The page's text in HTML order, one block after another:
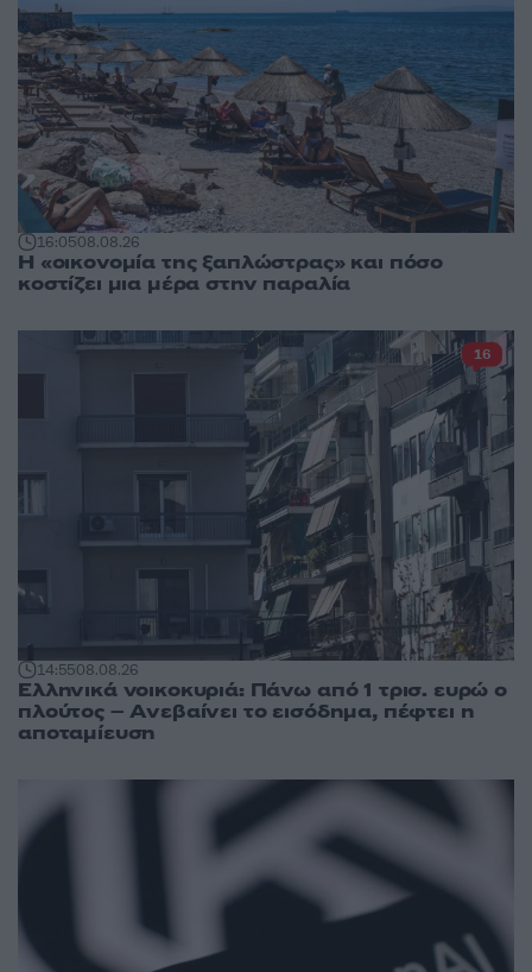
16:0508.08.26
Η «οικονομία της ξαπλώστρας» και πόσο
κοστίζει μια μέρα στην παραλία
14:5508.08.26
Ελληνικά νοικοκυριά: Πάνω από 1 τρισ. ευρώ ο
πλούτος – Ανεβαίνει το εισόδημα, πέφτει η
αποταμίευση
16